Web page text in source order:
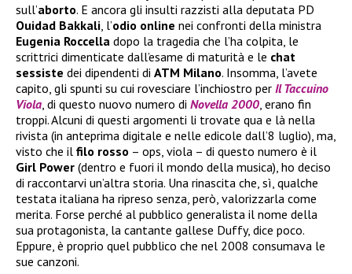
sull’aborto. E ancora gli insulti razzisti alla deputata PD
Ouidad Bakkali , l’odio online nei confronti della ministra
Eugenia Roccella dopo la tragedia che l’ha colpita, le
scrittrici dimenticate dall’esame di maturità e le chat
sessiste dei dipendenti di ATM Milano. Insomma, l’avete
capito, gli spunti su cui rovesciare l’inchiostro per Il Taccuino
Viola , di questo nuovo numero di Novella 2000 , erano fin
troppi. Alcuni di questi argomenti li trovate qua e là nella
rivista (in anteprima digitale e nelle edicole dall’8 luglio), ma,
visto che il filo rosso – ops, viola – di questo numero è il
Girl Power (dentro e fuori il mondo della musica), ho deciso
di raccontarvi un’altra storia. Una rinascita che, sì, qualche
testata italiana ha ripreso senza, però, valorizzarla come
merita. Forse perché al pubblico generalista il nome della
sua protagonista, la cantante gallese Duffy, dice poco.
Eppure, è proprio quel pubblico che nel 2008 consumava le
sue canzoni.